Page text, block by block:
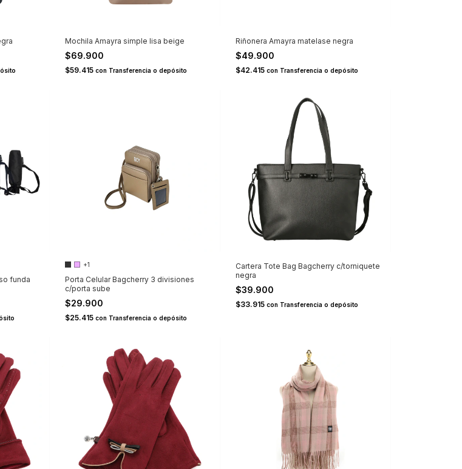
Mochila Amayra simple lisa beige
$69.900
$59.415 con Transferencia o depósito
Riñonera Amayra matelase negra
$49.900
$42.415 con Transferencia o depósito
funda
+1
Porta Celular Bagcherry 3 divisiones
c/porta sube
$29.900
$25.415 con Transferencia o depósito
Cartera Tote Bag Bagcherry c/torniquete
negra
$39.900
$33.915 con Transferencia o depósito